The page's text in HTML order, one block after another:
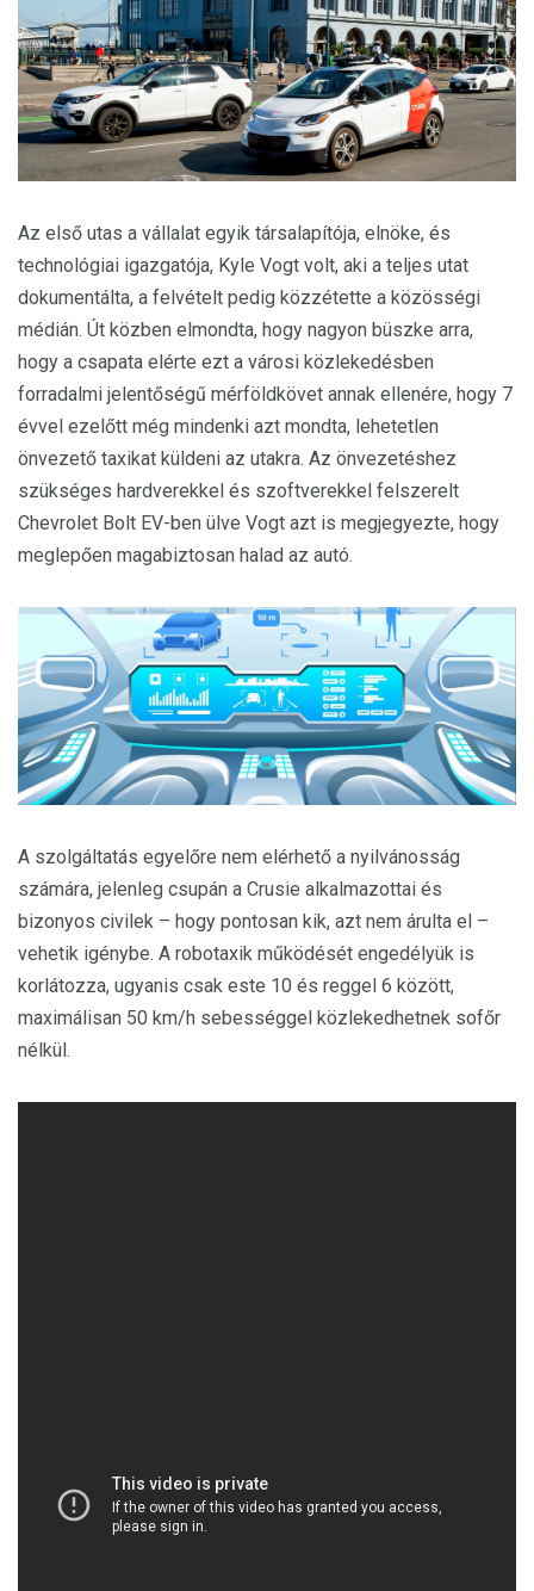
Az első utas a vállalat egyik társalapítója, elnöke, és
technológiai igazgatója, Kyle Vogt volt, aki a teljes utat
dokumentálta, a felvételt pedig közzétette a közösségi
médián. Út közben elmondta, hogy nagyon büszke arra,
hogy a csapata elérte ezt a városi közlekedésben
forradalmi jelentőségű mérföldkövet annak ellenére, hogy 7
évvel ezelőtt még mindenki azt mondta, lehetetlen
önvezető taxikat küldeni az utakra. Az önvezetéshez
szükséges hardverekkel és szoftverekkel felszerelt
Chevrolet Bolt EV-ben ülve Vogt azt is megjegyezte, hogy
meglepően magabiztosan halad az autó.
A szolgáltatás egyelőre nem elérhető a nyilvánosság
számára, jelenleg csupán a Crusie alkalmazottai és
bizonyos civilek – hogy pontosan kik, azt nem árulta el –
vehetik igénybe. A robotaxik működését engedélyük is
korlátozza, ugyanis csak este 10 és reggel 6 között,
maximálisan 50 km/h sebességgel közlekedhetnek sofőr
nélkül.